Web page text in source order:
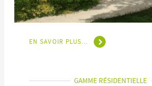
EN SAVOIR PLUS...
GAMME RÉSIDENTIELLE